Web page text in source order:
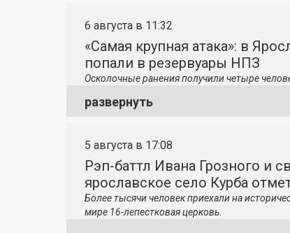
6 августа в 11:32
«Самая крупная атака»: в
попали в резервуары НПЗ
Осколочные ранения получили четыре
развернуть
5 августа в 17:08
Рэп-баттл Ивана Грозного и
ярославское село Курба
Более тысячи человек приехали на
мире 16-лепестковая церковь.